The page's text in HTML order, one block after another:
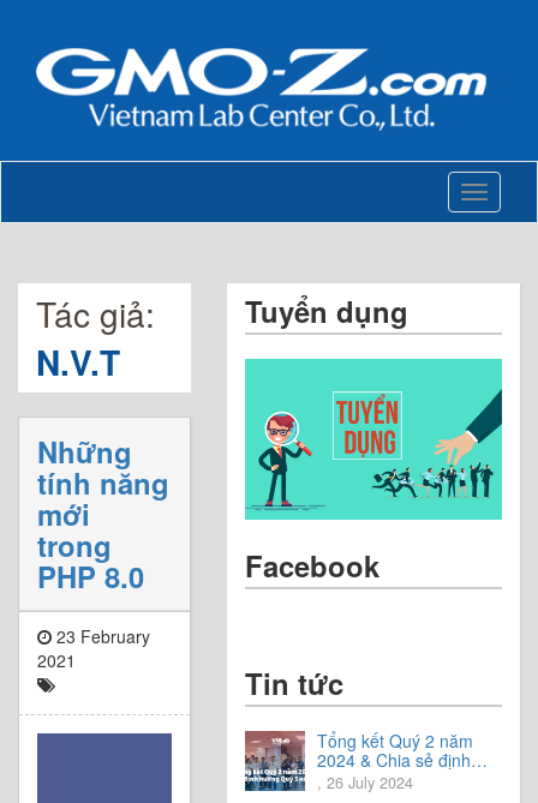
Toggle
Tác giả:
N.V.T
Những
tính năng
mới
trong
PHP 8.0
23 February
2021
Tuyển dụng
Facebook
Tin tức
Tổng kết Quý 2 năm
2024 & Chia sẻ định
hướng Quý 3 năm 2024
, 26 July 2024